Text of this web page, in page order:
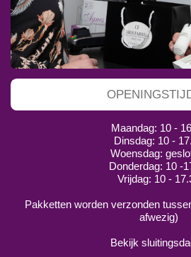
Maandag: 10 -
Dinsdag: 10 -
Woensdag:
Donderdag: 10 -
Vrijdag: 10 -
Pakketten worden verzonden
afwezig)
Bekijk